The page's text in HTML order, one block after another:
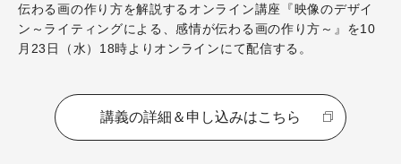
伝わる画の作り方を解説するオンライン講座『映像のデザイ
ン～ライティングによる、感情が伝わる画の作り方～』を10
月23日（水）18時よりオンラインにて配信する。
講義の詳細＆申し込みはこちら